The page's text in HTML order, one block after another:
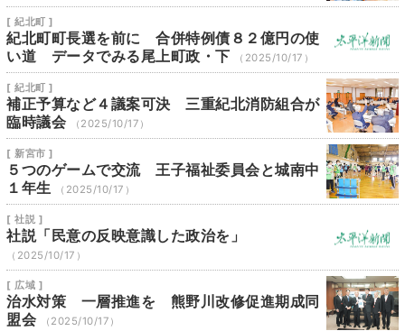
[ 紀北町 ]
紀北町町長選を前に 合併特例債８２億円の使
い道 データでみる尾上町政・下
（2025/10/17）
[ 紀北町 ]
補正予算など４議案可決 三重紀北消防組合が
臨時議会
（2025/10/17）
[ 新宮市 ]
５つのゲームで交流 王子福祉委員会と城南中
１年生
（2025/10/17）
[ 社説 ]
社説「民意の反映意識した政治を」
（2025/10/17）
[ 広域 ]
治水対策 一層推進を 熊野川改修促進期成同
盟会
（2025/10/17）